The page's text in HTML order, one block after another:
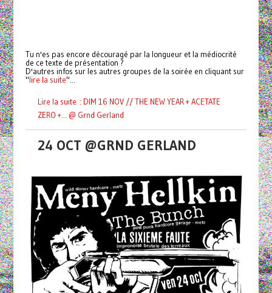
Tu n'es pas encore découragé par la longueur et la médiocrité
de ce texte de présentation ?
D'autres infos sur les autres groupes de la soirée en cliquant sur
"lire la suite"...
Lire la suite : DIM 16 NOV // THE NEW YEAR + ACETATE
ZERO +... @ Grnd Gerland
24 OCT @GRND GERLAND